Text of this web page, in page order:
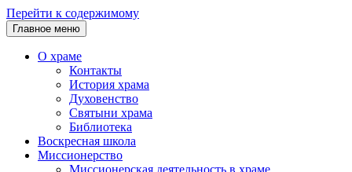
Перейти к содержимому
Главное меню
О храме
Контакты
История храма
Духовенство
Святыни храма
Библиотека
Воскресная школа
Миссионерство
Миссионерская деятельность в храме